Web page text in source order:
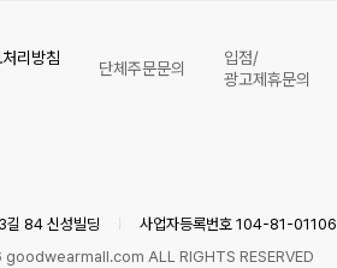
리방침
단체주문문의
입점/
광고제휴문의
길 84 신성빌딩 사업자등록번호 104-81-01106
goodwearmall.com ALL RIGHTS RESERVED